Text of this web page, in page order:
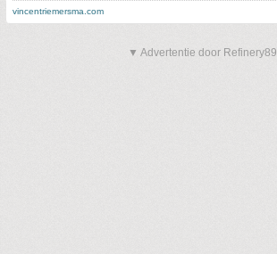
vincentriemersma.com
▼ Advertentie door Refinery89